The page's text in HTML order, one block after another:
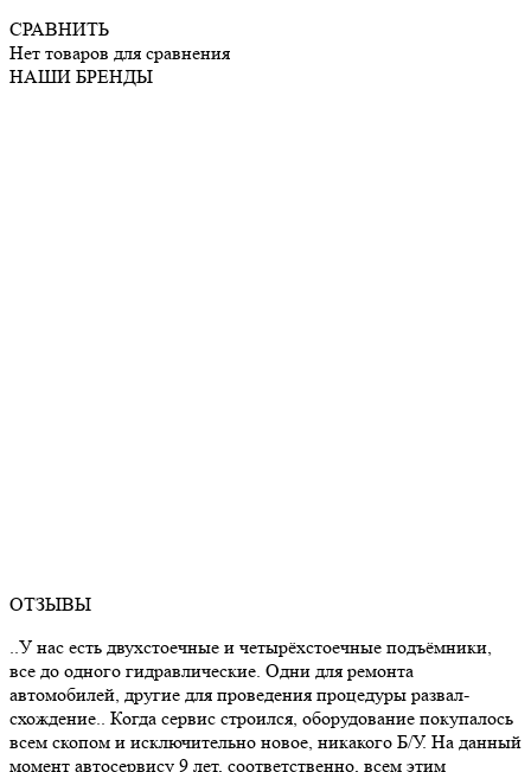
СРАВНИТЬ
Нет товаров для сравнения
НАШИ БРЕНДЫ
ОТЗЫВЫ
..У нас есть двухстоечные и четырёхстоечные подъёмники,
все до одного гидравлические. Одни для ремонта
автомобилей, другие для проведения процедуры развал-
схождение.. Когда сервис строился, оборудование покупалось
всем скопом и исключительно новое, никакого Б/У. На данный
момент автосервису 9 лет, соответственно, всем этим